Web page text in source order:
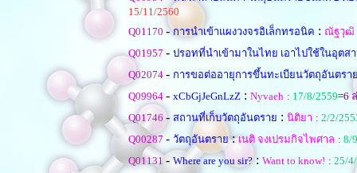
15/11/2560
Q01170 -การนำเข้าแผงวงจรอิเล็กทรอนิค : ณัฐวุฒิ
Q01957 - ปรอทที่นำเข้ามาในไทย เอาไปใช้ในอุตส
Q02074 - การขอต่ออายุการขึ้นทะเบียนวัตถุอันตรา
Q09964 - xCbGjJeGnLzZ : Nyvaeh : 17/8/2559=6
Q01746 - สถานที่เก็บวัตถุอันตราย : นิติยา : 2/2/
Q00287 - วัตถุอันตราย:เนติ จงเปรมกิจไพศาล : 8/
Q01131 - Where are you sir? : Want to know! : 25/